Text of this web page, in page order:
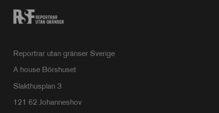
Reportrar utan gränser Sverige
A house Börshuset
Slakthusplan 3
121 62 Johanneshov